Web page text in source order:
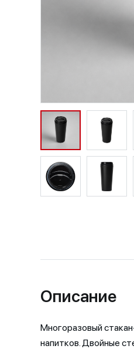
Описание
Многоразовый
напитков. Двойные